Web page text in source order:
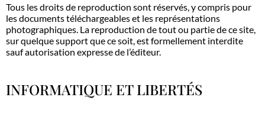
Tous les droits de reproduction sont réservés, y compris pour
les documents téléchargeables et les représentations
photographiques. La reproduction de tout ou partie de ce site,
sur quelque support que ce soit, est formellement interdite
sauf autorisation expresse de l’éditeur.
INFORMATIQUE ET LIBERTÉS